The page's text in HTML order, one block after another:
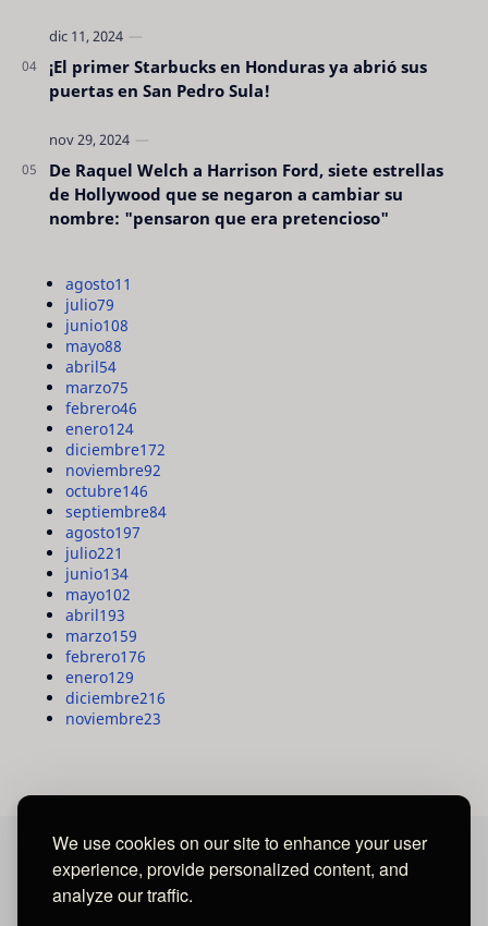
We use cookies on our site to enhance your user
experience, provide personalized content, and
analyze our traffic.
¡El primer Starbucks en Honduras ya abrió sus
puertas en San Pedro Sula!
De Raquel Welch a Harrison Ford, siete estrellas
de Hollywood que se negaron a cambiar su
nombre: "pensaron que era pretencioso"
agosto11
julio79
junio108
mayo88
abril54
marzo75
febrero46
enero124
diciembre172
noviembre92
octubre146
septiembre84
agosto197
julio221
junio134
mayo102
abril193
marzo159
febrero176
enero129
diciembre216
noviembre23
MAYA MEDIA GROUP